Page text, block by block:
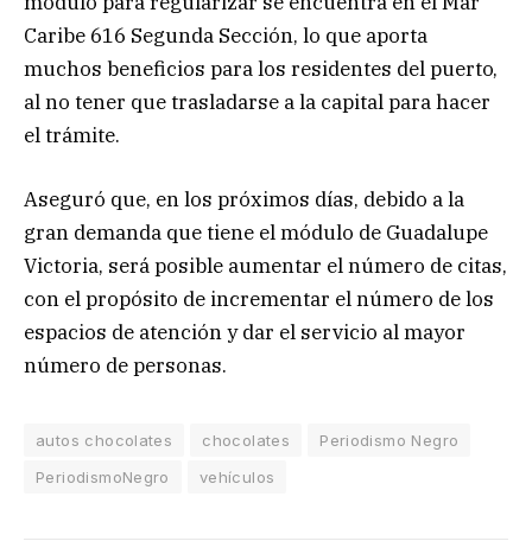
Caribe 616 Segunda Sección, lo que aporta
muchos beneficios para los residentes del puerto,
al no tener que trasladarse a la capital para hacer
el trámite.
Aseguró que, en los próximos días, debido a la
gran demanda que tiene el módulo de Guadalupe
Victoria, será posible aumentar el número de citas,
con el propósito de incrementar el número de los
espacios de atención y dar el servicio al mayor
número de personas.
autos chocolates chocolates
Periodismo Negro
PeriodismoNegro
vehículos